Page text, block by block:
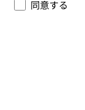
同意する